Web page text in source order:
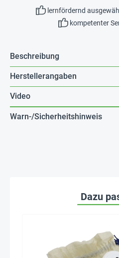
lernfördernd
kompetenter
Beschreibung
Herstellerangaben
Video
Warn-/Sicherheitshinweis
Dazu